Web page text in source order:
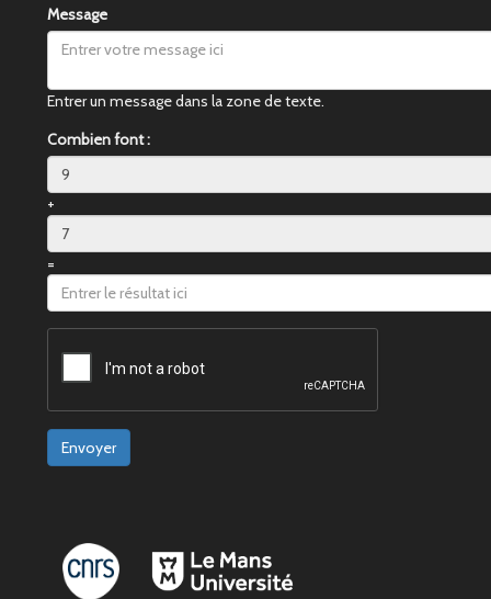
Message
Entrer un message dans la zone de texte.
Combien font :
+
=
Envoyer